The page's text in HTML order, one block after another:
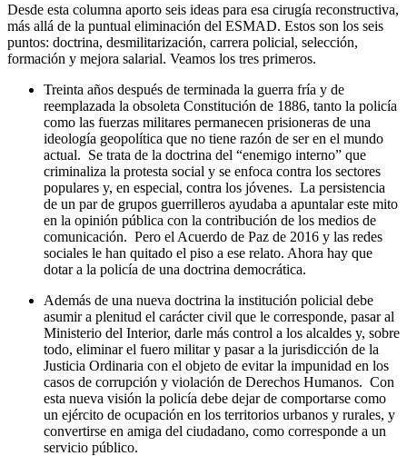
Desde esta columna aporto seis ideas para esa cirugía reconstructiva,
más allá de la puntual eliminación del ESMAD. Estos son los seis
puntos: doctrina, desmilitarización, carrera policial, selección,
formación y mejora salarial. Veamos los tres primeros.
Treinta años después de terminada la guerra fría y de
reemplazada la obsoleta Constitución de 1886, tanto la policía
como las fuerzas militares permanecen prisioneras de una
ideología geopolítica que no tiene razón de ser en el mundo
actual. Se trata de la doctrina del “enemigo interno” que
criminaliza la protesta social y se enfoca contra los sectores
populares y, en especial, contra los jóvenes. La persistencia
de un par de grupos guerrilleros ayudaba a apuntalar este mito
en la opinión pública con la contribución de los medios de
comunicación. Pero el Acuerdo de Paz de 2016 y las redes
sociales le han quitado el piso a ese relato. Ahora hay que
dotar a la policía de una doctrina democrática.
Además de una nueva doctrina la institución policial debe
asumir a plenitud el carácter civil que le corresponde, pasar al
Ministerio del Interior, darle más control a los alcaldes y, sobre
todo, eliminar el fuero militar y pasar a la jurisdicción de la
Justicia Ordinaria con el objeto de evitar la impunidad en los
casos de corrupción y violación de Derechos Humanos. Con
esta nueva visión la policía debe dejar de comportarse como
un ejército de ocupación en los territorios urbanos y rurales, y
convertirse en amiga del ciudadano, como corresponde a un
servicio público.